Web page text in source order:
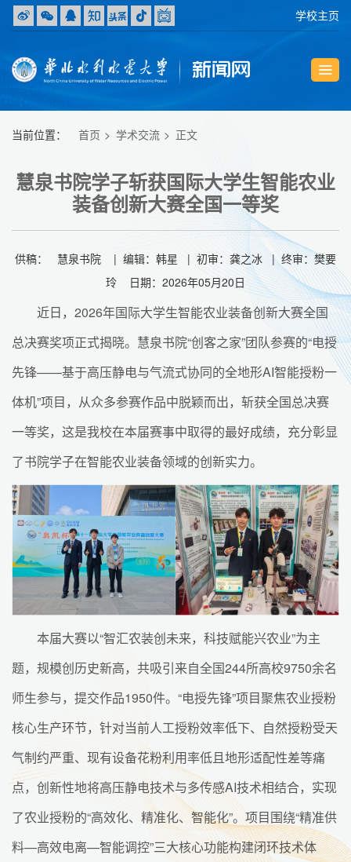
学校主页
当前位置： 首页 学术交流 正文
慧泉书院学子斩获国际大学生智能农业
装备创新大赛全国一等奖
供稿： 慧泉书院 | 编辑：韩星 | 初审：龚之冰 | 终审：樊要
玲 日期：2026年05月20日
近日，2026年国际大学生智能农业装备创新大赛全国
总决赛奖项正式揭晓。慧泉书院“创客之家”团队参赛的“电授
先锋——基于高压静电与气流式协同的全地形AI智能授粉一
体机”项目，从众多参赛作品中脱颖而出，斩获全国总决赛
一等奖，这是我校在本届赛事中取得的最好成绩，充分彰显
了书院学子在智能农业装备领域的创新实力。
本届大赛以“智汇农装创未来，科技赋能兴农业”为主
题，规模创历史新高，共吸引来自全国244所高校9750余名
师生参与，提交作品1950件。“电授先锋”项目聚焦农业授粉
核心生产环节，针对当前人工授粉效率低下、自然授粉受天
气制约严重、现有设备花粉利用率低且地形适配性差等痛
点，创新性地将高压静电技术与多传感AI技术相结合，实现
了农业授粉的“高效化、精准化、智能化”。项目围绕“精准供
料—高效电离—智能调控”三大核心功能构建闭环技术体